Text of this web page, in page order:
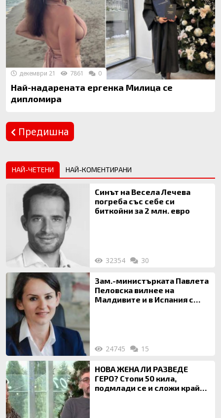
Най-надарената ергенка Милица се
дипломира
декември 21 7861 0
Предишна
НАЙ-ЧЕТЕНИ НАЙ-КОМЕНТИРАНИ
Синът на Весела Лечева
погреба със себе си
биткойни за 2 млн. евро
32354 30
Зам.-министърката Павлета
Пеловска вилнее на
Малдивите и в Испания с
24745 15
НОВА ЖЕНА ЛИ РАЗВЕДЕ
ГЕРО? Стопи 50 кила,
подмлади се и сложи край